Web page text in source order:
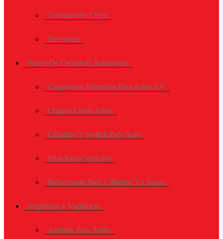
Transponder Chips
Descargas
Partes De Cerradura Automotriz
Cargadores Eléctricos Para Autos EV
Chapas Cierre Autos
Cilindros Y Switch Para Auto
Pilas Para Controles
Refacciones Para Cilindros Y Chapas
Seguridad y Vigilancia
Alarmas Para Autos